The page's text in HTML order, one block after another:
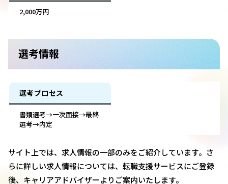
2,000万円
選考情報
選考プロセス
書類選考→一次面接→最終
選考→内定
サイト上では、求人情報の一部のみをご紹介しています。さ
らに詳しい求人情報については、転職支援サービスにご登録
後、キャリアアドバイザーよりご案内いたします。